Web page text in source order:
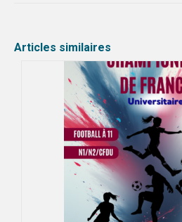
VIDÉOTHÈQUE
LOGOTHÈQUE
AFFICHES
PALMARÈS
PARTENAIRES
Articles similaires